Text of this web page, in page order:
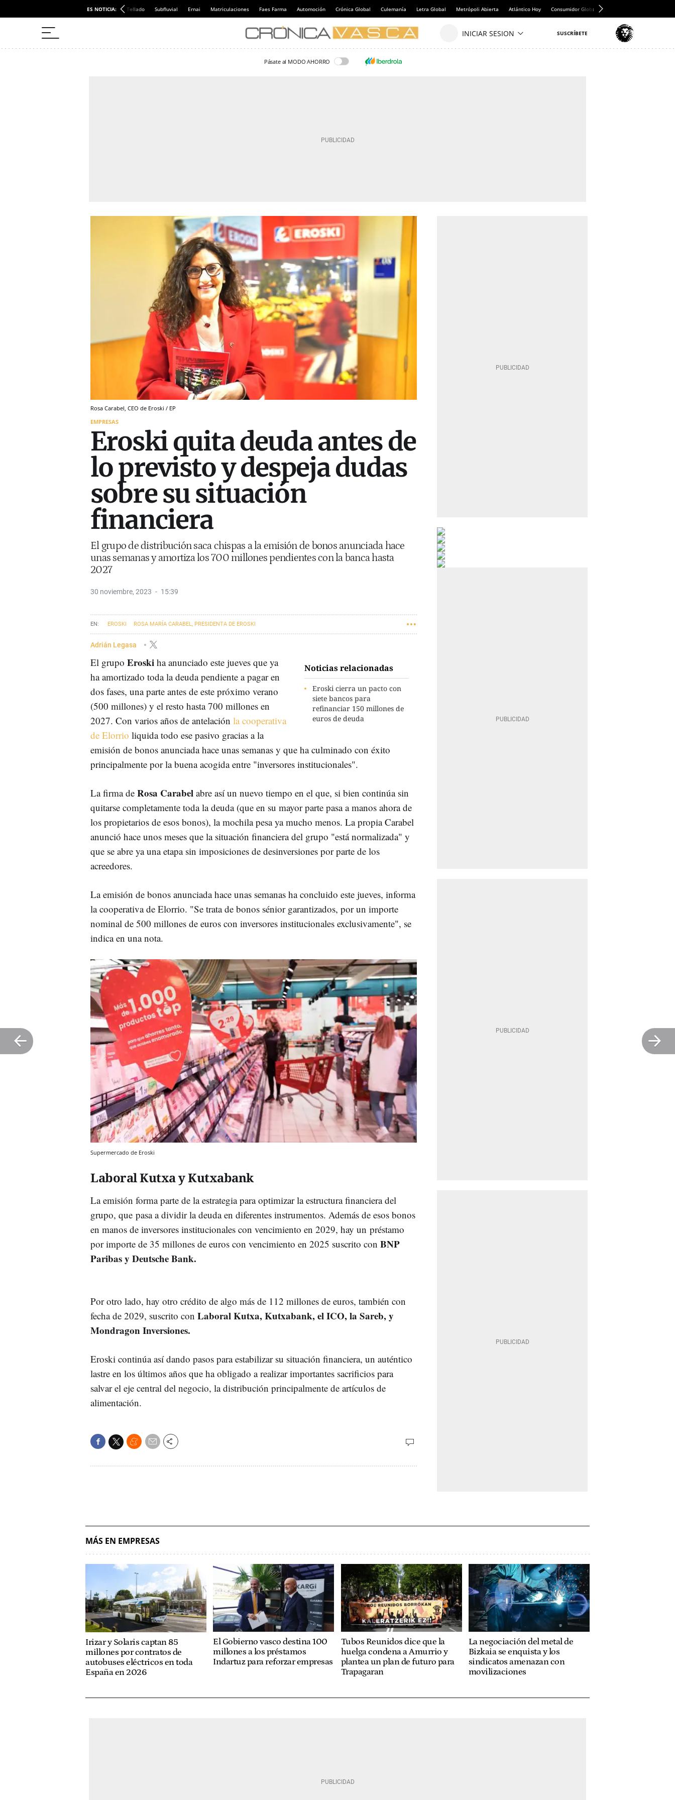
ES NOTICIA: Tellado Subfluvial Ernai Matriculaciones Faes Farma Automoción Crónica Global Culemanía Letra Global Metrópoli Abierta Atlántico Hoy Consumidor Global
Pásate al MODO AHORRO
Rosa Carabel, CEO de Eroski / EP
EMPRESAS
Eroski quita deuda antes de
lo previsto y despeja dudas
sobre su situación
financiera
El grupo de distribución saca chispas a la emisión de bonos anunciada hace
unas semanas y amortiza los 700 millones pendientes con la banca hasta
2027
30 noviembre, 2023 15:39
EROSKI ROSA MARÍA CARABEL, PRESIDENTA DE EROSKI
Adrián Legasa
Noticias relacionadas
Eroski cierra un pacto con
siete bancos para
refinanciar 150 millones de
euros de deuda
El grupo Eroski ha anunciado este jueves que ya
ha amortizado toda la deuda pendiente a pagar en
dos fases, una parte antes de este próximo verano
(500 millones) y el resto hasta 700 millones en
2027. Con varios años de antelación la cooperativa
de Elorrio liquida todo ese pasivo gracias a la
emisión de bonos anunciada hace unas semanas y que ha culminado con éxito
principalmente por la buena acogida entre "inversores institucionales".
La firma de Rosa Carabel abre así un nuevo tiempo en el que, si bien continúa sin
quitarse completamente toda la deuda (que en su mayor parte pasa a manos ahora de
los propietarios de esos bonos), la mochila pesa ya mucho menos. La propia Carabel
anunció hace unos meses que la situación financiera del grupo "está normalizada" y
que se abre ya una etapa sin imposiciones de desinversiones por parte de los
acreedores.
La emisión de bonos anunciada hace unas semanas ha concluido este jueves, informa
la cooperativa de Elorrio. "Se trata de bonos sénior garantizados, por un importe
nominal de 500 millones de euros con inversores institucionales exclusivamente", se
indica en una nota.
Supermercado de Eroski
Laboral Kutxa y Kutxabank
La emisión forma parte de la estrategia para optimizar la estructura financiera del
grupo, que pasa a dividir la deuda en diferentes instrumentos. Además de esos bonos
en manos de inversores institucionales con vencimiento en 2029, hay un préstamo
por importe de 35 millones de euros con vencimiento en 2025 suscrito con BNP
Paribas y Deutsche Bank.
Por otro lado, hay otro crédito de algo más de 112 millones de euros, también con
fecha de 2029, suscrito con Laboral Kutxa, Kutxabank, el ICO, la Sareb, y
Mondragon Inversiones.
Eroski continúa así dando pasos para estabilizar su situación financiera, un auténtico
lastre en los últimos años que ha obligado a realizar importantes sacrificios para
salvar el eje central del negocio, la distribución principalmente de artículos de
alimentación.
MÁS EN EMPRESAS
Irizar y Solaris captan 85
millones por contratos de
autobuses eléctricos en toda
España en 2026
El Gobierno vasco destina 100
millones a los préstamos
Indartuz para reforzar empresas
Tubos Reunidos dice que la
huelga condena a Amurrio y
plantea un plan de futuro para
Trapagaran
La negociación del metal de
Bizkaia se enquista y los
sindicatos amenazan con
movilizaciones